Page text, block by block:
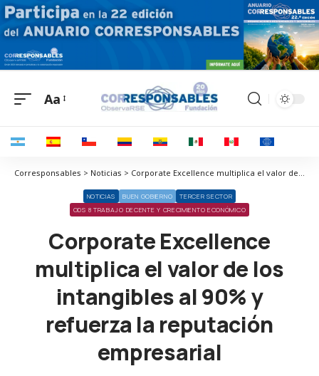
Aa
Corresponsables > Noticias > Corporate Excellence multiplica el valor de los intangibles al 90% y refuerza la reputación empresarial
NOTICIAS BUEN GOBIERNO
TERCER SECTOR
ODS 8 TRABAJO DECENTE Y CRECIMIENTO ECONÓMICO
Corporate Excellence
multiplica el valor de los
intangibles al 90% y
refuerza la reputación
empresarial